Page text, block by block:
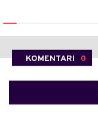
KOMENTARI 0